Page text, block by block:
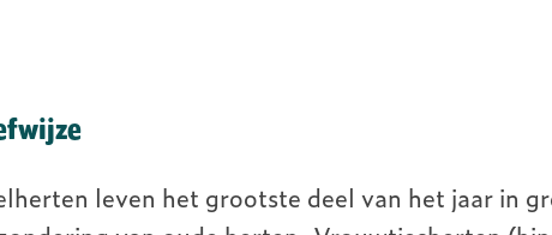
leven het grootste deel van het jaar in